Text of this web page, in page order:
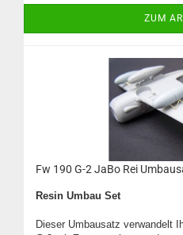
ZUM
Fw 190 G-2 JaBo Rei
Resin Umbau Set
Dieser Umbausatz verwandelt